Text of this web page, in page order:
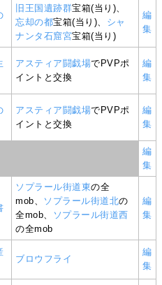
旧王国遺跡群宝箱(当り)、
忘却の都宝箱(当り)、 シャ
ナンタ石窟宮宝箱(当り)
編
集
アスティア闘戯場でPVPポ
イントと交換
編
集
アスティア闘戯場でPVPポ
イントと交換
編
集
編
集
ソプラール街道東の全
mob、
ソプラール街道北の
全mob、
ソプラール街道西
の全mob
編
集
ブロウフライ
編
集